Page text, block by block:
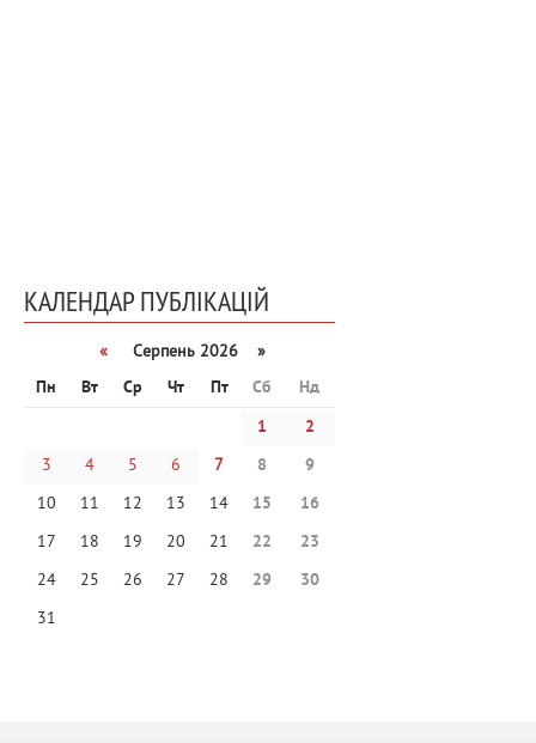
КАЛЕНДАР ПУБЛІКАЦІЙ
«
Серпень 2026 »
Пн
Вт Ср Чт Пт Сб
Нд
1
2
3
4 5 6 7 8
9
10
11 12 13 14 15
16
17
18 19 20 21 22
23
24
25 26 27 28 29
30
31